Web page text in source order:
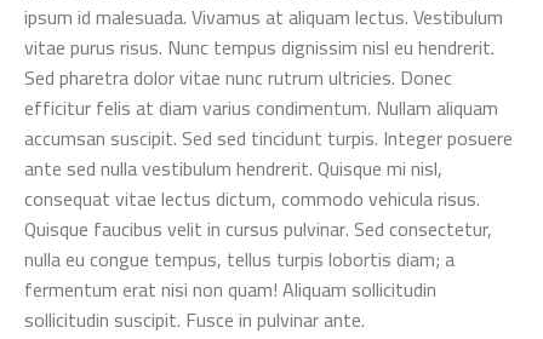
ipsum id malesuada. Vivamus at aliquam lectus. Vestibulum
vitae purus risus. Nunc tempus dignissim nisl eu hendrerit.
Sed pharetra dolor vitae nunc rutrum ultricies. Donec
efficitur felis at diam varius condimentum. Nullam aliquam
accumsan suscipit. Sed sed tincidunt turpis. Integer posuere
ante sed nulla vestibulum hendrerit. Quisque mi nisl,
consequat vitae lectus dictum, commodo vehicula risus.
Quisque faucibus velit in cursus pulvinar. Sed consectetur,
nulla eu congue tempus, tellus turpis lobortis diam; a
fermentum erat nisi non quam! Aliquam sollicitudin
sollicitudin suscipit. Fusce in pulvinar ante.